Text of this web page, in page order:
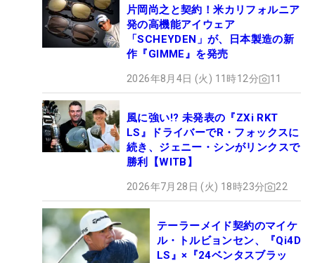
片岡尚之と契約！米カリフォルニア
発の高機能アイウェア
「SCHEYDEN」が、日本製造の新
作『GIMME』を発売
2026年8月4日 (火) 11時12分 11
風に強い!? 未発表の『ZXi RKT
LS』ドライバーでR・フォックスに
続き、ジェニー・シンがリンクスで
勝利【WITB】
2026年7月28日 (火) 18時23分 22
テーラーメイド契約のマイケ
ル・トルビョンセン、『Qi4D
LS』×『24ベンタスブラッ